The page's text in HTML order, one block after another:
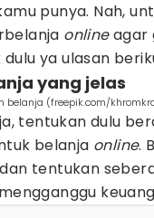
punya. Nah,
onlineagar
ya ulasan
yang jelas
(freepik.com/
tentukan dulu
belanja online.
tentukan